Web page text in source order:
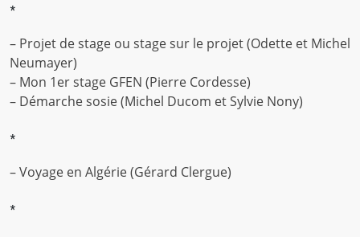
*
– Projet de stage ou stage sur le projet (Odette et Michel
Neumayer)
– Mon 1er stage GFEN (Pierre Cordesse)
– Démarche sosie (Michel Ducom et Sylvie Nony)
*
– Voyage en Algérie (Gérard Clergue)
*